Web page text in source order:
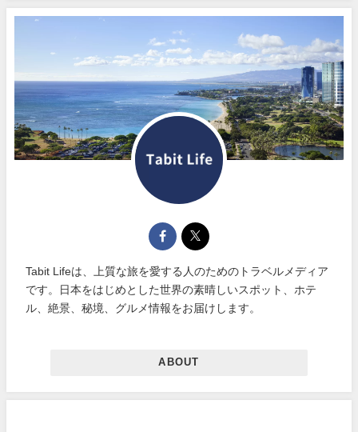
Tabit Lifeは、上質な旅を愛する人のためのトラベルメディア
です。日本をはじめとした世界の素晴しいスポット、ホテ
ル、絶景、秘境、グルメ情報をお届けします。
ABOUT